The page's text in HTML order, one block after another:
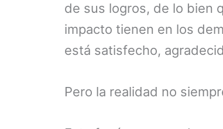
de sus logros, de lo bien
impacto tienen en los
está satisfecho,
Pero la realidad no